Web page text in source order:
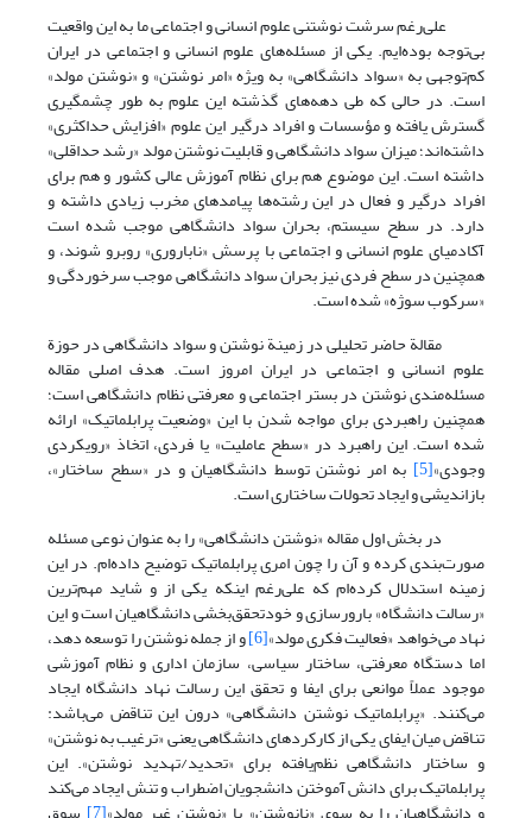
علی‌رغم سرشت نوشتنی علوم انسانی و اجتماعی ما به این واقعیت
بی‌توجه بوده‌ایم. یکی از مسئله‌های علوم انسانی و اجتماعی در ایران
کم‌توجهی به «سواد دانشگاهی» به ویژه «امر نوشتن» و «نوشتن مولد»
است. در حالی که طی دهه‌های گذشته این علوم به طور چشمگیری
گسترش یافته و مؤسسات و افراد درگیر این علوم «افزایش حداکثری»
داشته‌اند؛ میزان سواد دانشگاهی و قابلیت نوشتن مولد «رشد حداقلی»
داشته است. این موضوع هم برای نظام آموزش عالی کشور و هم برای
افراد درگیر و فعال در این رشته‌ها پیامدهای مخرب زیادی داشته و
دارد. در سطح سیستم، بحران سواد دانشگاهی موجب شده است
آکادمیای علوم انسانی و اجتماعی با پرسش «ناباروری» روبرو شوند، و
همچنین در سطح فردی نیز بحران سواد دانشگاهی موجب سرخوردگی و
«سرکوب سوژه» شده است.
مقالة حاضر تحلیلی در زمینة نوشتن و سواد دانشگاهی در حوزة
علوم انسانی و اجتماعی در ایران امروز است. هدف اصلی مقاله
مسئله‌مندی نوشتن در بستر اجتماعی و معرفتی نظام دانشگاهی است؛
همچنین راهبردی برای مواجه شدن با این «وضعیت پرابلماتیک» ارائه
شده است. این راهبرد در «سطح عاملیت» یا فردی، اتخاذ «رویکردی
وجودی»[5] به امر نوشتن توسط دانشگاهیان و در «سطح ساختار»،
بازاندیشی و ایجاد تحولات ساختاری است.
در بخش اول مقاله «نوشتن دانشگاهی» را به عنوان نوعی مسئله
صورت‌بندی کرده و آن را چون امری پرابلماتیک توضیح داده‌ام. در این
زمینه استدلال کرده‌ام که علی‌رغم اینکه یکی از و شاید مهم‌ترین
«رسالت دانشگاه» بارورسازی و خودتحقق‌بخشی دانشگاهیان است و این
نهاد می‌خواهد «فعالیت فکری مولد»[6] و از جمله نوشتن را توسعه دهد،
اما دستگاه معرفتی، ساختار سیاسی، سازمان اداری و نظام آموزشی
موجود عملاً موانعی برای ایفا و تحقق این رسالت نهاد دانشگاه ایجاد
می‌کنند. «پرابلماتیک نوشتن دانشگاهی» درون این تناقض می‌باشد:
تناقض میان ایفای یکی از کارکردهای دانشگاهی یعنی «ترغیب به نوشتن»
و ساختار دانشگاهی نظم‌یافته برای «تحدید/تهدید نوشتن». این
پرابلماتیک برای دانش آموختن دانشجویان اضطراب و تنش ایجاد می‌کند